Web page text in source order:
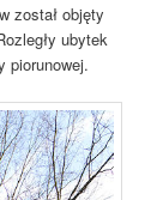
został objęty
ubytek
piorunowej.